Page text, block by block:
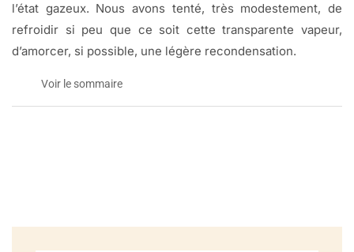
l’état gazeux. Nous avons tenté, très modestement, de
refroidir si peu que ce soit cette transparente vapeur,
d’amorcer, si possible, une légère recondensation.
Voir le sommaire